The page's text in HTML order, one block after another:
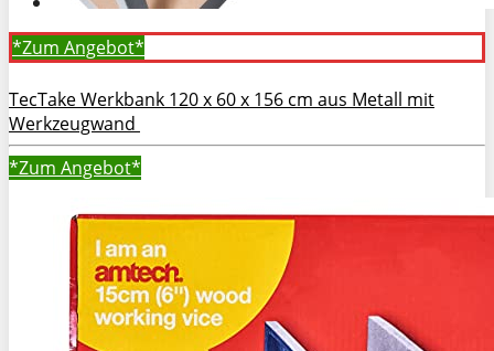
*Zum Angebot*
TecTake Werkbank 120 x 60 x 156 cm aus Metall mit
Werkzeugwand
*Zum Angebot*